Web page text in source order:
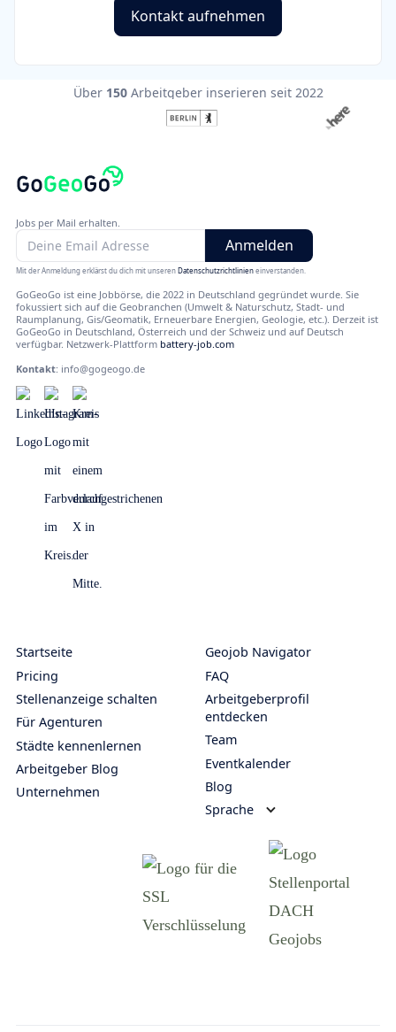
Kontakt aufnehmen
Über150 Arbeitgeber inserieren seit 2022
Jobs per Mail erhalten.
Mit der Anmeldung erklärst du dich mit unserenDatenschutzrichtlinieneinverstanden.
GoGeoGo ist eine Jobbörse, die 2022 in Deutschland gegründet wurde. Sie
fokussiert sich auf die Geobranchen (Umwelt & Naturschutz, Stadt- und
Raumplanung, Gis/Geomatik, Erneuerbare Energien, Geologie, etc.). Derzeit ist
GoGeoGo in Deutschland, Österreich und der Schweiz und auf Deutsch
verfügbar. Netzwerk-Plattform battery-job.com
Kontakt: info@gogeogo.de
Startseite
Pricing
Stellenanzeige schalten
Für Agenturen
Städte kennenlernen
Arbeitgeber Blog
Unternehmen
Geojob Navigator
FAQ
Arbeitgeberprofil
entdecken
Team
Eventkalender
Blog
Sprache